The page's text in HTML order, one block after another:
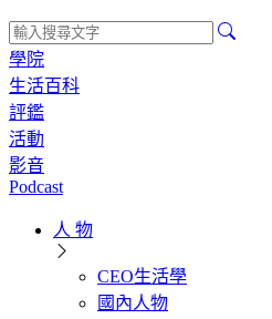
學院
生活百科
評鑑
活動
影音
Podcast
人 物
CEO生活學
國內人物